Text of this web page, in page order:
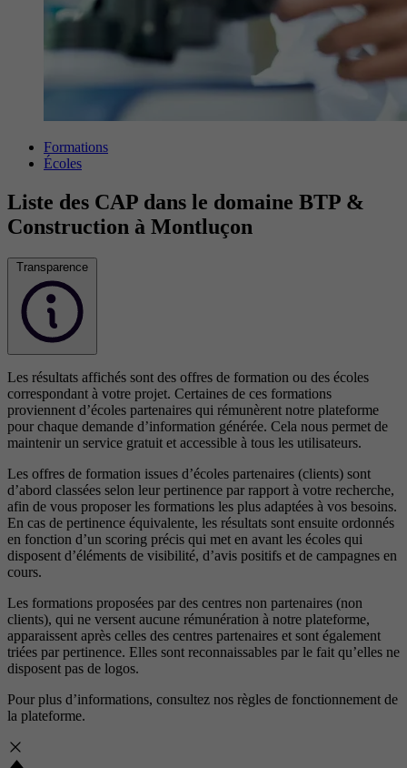
Formations
Écoles
Liste des CAP dans le domaine BTP &
Construction à Montluçon
Transparence
Les résultats affichés sont des offres de formation ou des écoles
correspondant à votre projet. Certaines de ces formations
proviennent d’écoles partenaires qui rémunèrent notre plateforme
pour chaque demande d’information générée. Cela nous permet de
maintenir un service gratuit et accessible à tous les utilisateurs.
Les offres de formation issues d’écoles partenaires (clients) sont
d’abord classées selon leur pertinence par rapport à votre recherche,
afin de vous proposer les formations les plus adaptées à vos besoins.
En cas de pertinence équivalente, les résultats sont ensuite ordonnés
en fonction d’un scoring précis qui met en avant les écoles qui
disposent d’éléments de visibilité, d’avis positifs et de campagnes en
cours.
Les formations proposées par des centres non partenaires (non
clients), qui ne versent aucune rémunération à notre plateforme,
apparaissent après celles des centres partenaires et sont également
triées par pertinence. Elles sont reconnaissables par le fait qu’elles ne
disposent pas de logos.
Pour plus d’informations, consultez nos règles de fonctionnement de
la plateforme.